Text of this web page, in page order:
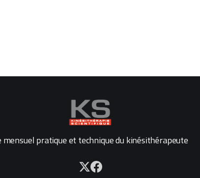
mensuel pratique et technique du kinésithérapeute